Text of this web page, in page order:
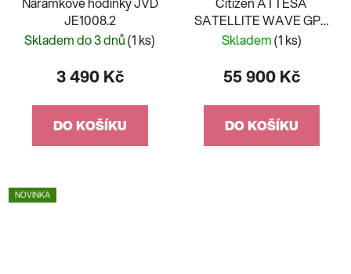
JE1008.2
Skladem do 3 dnů(1 ks)
3 490 Kč
DO KOŠÍKU
SATELLITE WAVE GPS
CC4076-65A
Skladem(1 ks)
55 900 Kč
DO KOŠÍKU
NOVINKA